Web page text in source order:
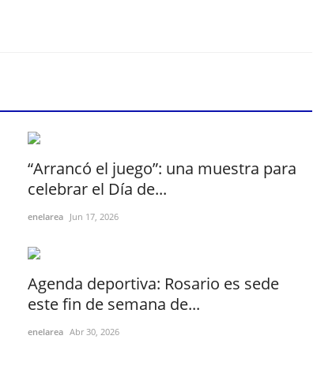
“Arrancó el juego”: una muestra para
celebrar el Día de...
enelarea Jun 17, 2026
Agenda deportiva: Rosario es sede
este fin de semana de...
enelarea Abr 30, 2026